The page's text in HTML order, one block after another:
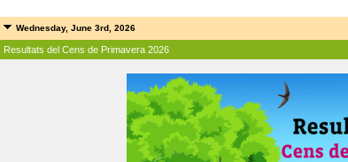
Wednesday, June 3rd, 2026
Resultats del Cens de Primavera 2026